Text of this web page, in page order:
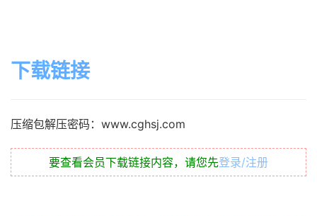
下载链接
压缩包解压密码：www.cghsj.com
要查看会员下载链接内容，请您先登录/注册